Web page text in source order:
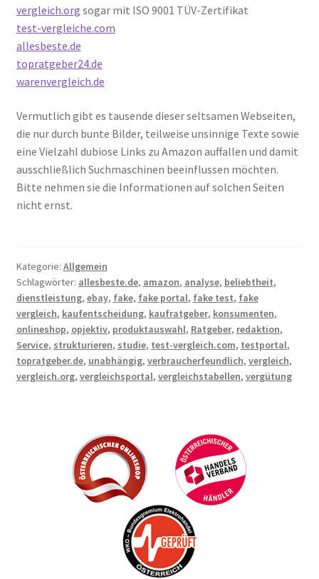
vergleich.org sogar mit ISO 9001 TÜV-Zertifikat
test-vergleiche.com
allesbeste.de
topratgeber24.de
warenvergleich.de
Vermutlich gibt es tausende dieser seltsamen Webseiten,
die nur durch bunte Bilder, teilweise unsinnige Texte sowie
eine Vielzahl dubiose Links zu Amazon auffallen und damit
ausschließlich Suchmaschinen beeinflussen möchten.
Bitte nehmen sie die Informationen auf solchen Seiten
nicht ernst.
Kategorie: Allgemein
Schlagwörter: allesbeste.de, amazon, analyse, beliebtheit,
dienstleistung, ebay, fake, fake portal, fake test, fake
vergleich, kaufentscheidung, kaufratgeber, konsumenten,
onlineshop, opjektiv, produktauswahl, Ratgeber, redaktion,
Service, strukturieren, studie, test-vergleich.com, testportal,
topratgeber.de, unabhängig, verbraucherfeundlich, vergleich,
vergleich.org, vergleichsportal, vergleichstabellen, vergütung